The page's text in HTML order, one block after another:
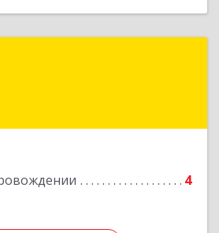
4
Волжск г, Пролетарская